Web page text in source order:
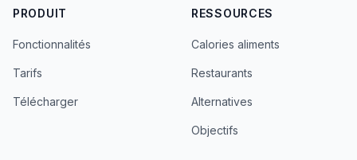
PRODUIT
Fonctionnalités
Tarifs
Télécharger
RESSOURCES
Calories aliments
Restaurants
Alternatives
Objectifs